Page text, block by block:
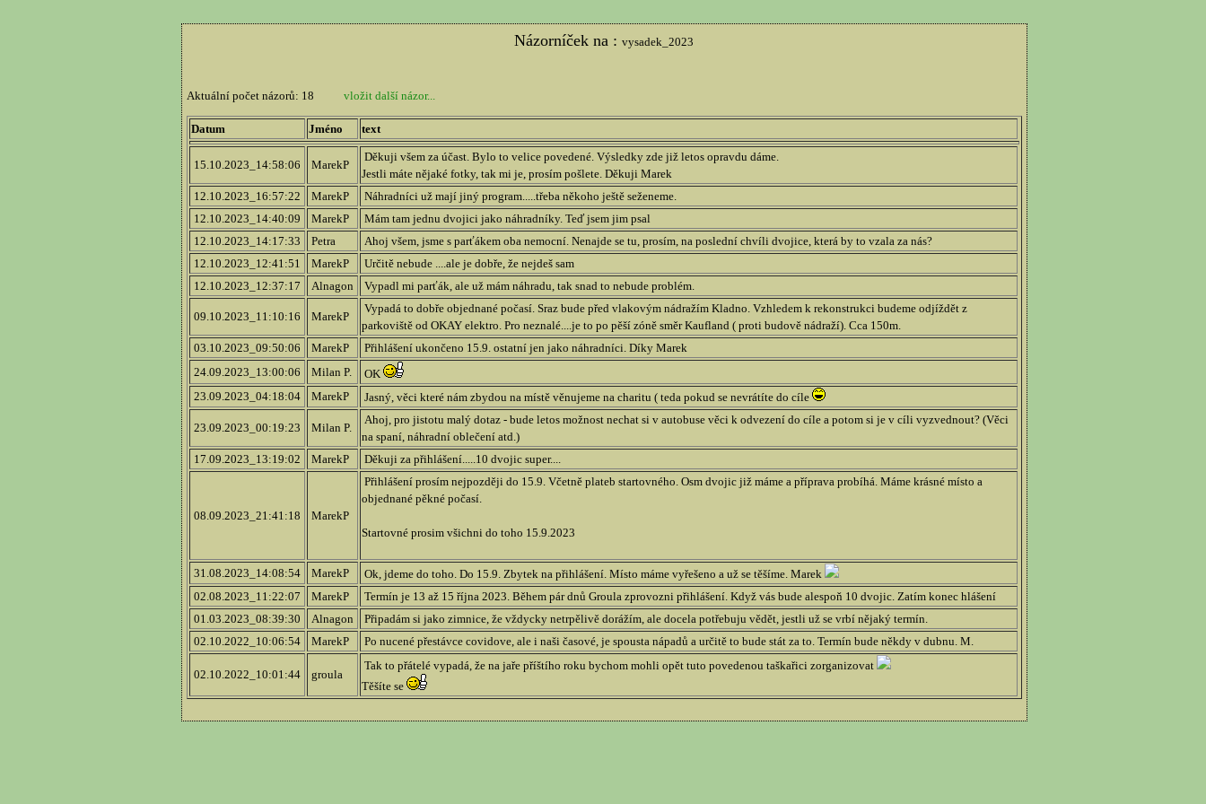
Názorníček na :vysadek_2023
Aktuální počet názorů: 18 vložit další názor...
Datum Jméno text
15.10.2023_14:58:06 MarekP
Děkuji všem za účast. Bylo to velice povedené. Výsledky zde již letos opravdu dáme.
Jestli máte nějaké fotky, tak mi je, prosím pošlete. Děkuji Marek
12.10.2023_16:57:22
MarekP
Náhradníci už mají jiný program.....třeba někoho ještě seženeme.
12.10.2023_14:40:09
MarekP
Mám tam jednu dvojici jako náhradníky. Teď jsem jim psal
12.10.2023_14:17:33
Petra
Ahoj všem, jsme s parťákem oba nemocní. Nenajde se tu, prosím, na poslední chvíli dvojice, která by to vzala za nás?
12.10.2023_12:41:51
MarekP
Určitě nebude ....ale je dobře, že nejdeš sam
12.10.2023_12:37:17
Alnagon Vypadl mi parťák, ale už mám náhradu, tak snad to nebude problém.
09.10.2023_11:10:16 MarekP
Vypadá to dobře objednané počasí. Sraz bude před vlakovým nádražím Kladno. Vzhledem k rekonstrukci budeme odjíždět z
parkoviště od OKAY elektro. Pro neznalé....je to po pěší zóně směr Kaufland ( proti budově nádraží). Cca 150m.
03.10.2023_09:50:06
MarekP
Přihlášení ukončeno 15.9. ostatní jen jako náhradníci. Díky Marek
24.09.2023_13:00:06
Milan P.
OK
23.09.2023_04:18:04
MarekP Jasný, věci které nám zbydou na místě věnujeme na charitu ( teda pokud se nevrátíte do cíle
23.09.2023_00:19:23 Milan P.
Ahoj, pro jistotu malý dotaz - bude letos možnost nechat si v autobuse věci k odvezení do cíle a potom si je v cíli vyzvednout? (Věci
na spaní, náhradní oblečení atd.)
17.09.2023_13:19:02
MarekP Děkuji za přihlášení.....10 dvojic super....
08.09.2023_21:41:18 MarekP
Přihlášení prosím nejpozději do 15.9. Včetně plateb startovného. Osm dvojic již máme a příprava probíhá. Máme krásné místo a
objednané pěkné počasí.
Startovné prosim všichni do toho 15.9.2023
31.08.2023_14:08:54 MarekP
Ok, jdeme do toho. Do 15.9. Zbytek na přihlášení. Místo máme vyřešeno a už se těšíme. Marek
02.08.2023_11:22:07
MarekP
Termín je 13 až 15 října 2023. Během pár dnů Groula zprovozni přihlášení. Když vás bude alespoň 10 dvojic. Zatím konec hlášení
01.03.2023_08:39:30
Alnagon
Připadám si jako zimnice, že vždycky netrpělivě dorážím, ale docela potřebuju vědět, jestli už se vrbí nějaký termín.
02.10.2022_10:06:54
MarekP Po nucené přestávce covidove, ale i naši časové, je spousta nápadů a určitě to bude stát za to. Termín bude někdy v dubnu. M.
02.10.2022_10:01:44 groula
Tak to přátelé vypadá, že na jaře příštího roku bychom mohli opět tuto povedenou taškařici zorganizovat
Těšíte se